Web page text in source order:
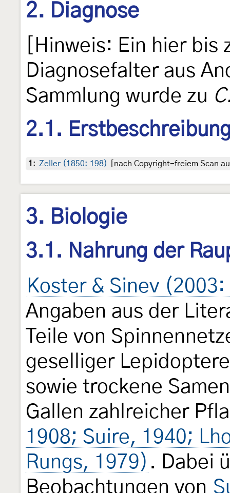
2. Diagnose
[Hinweis: Ein hier bis
Diagnosefalter aus
Sammlung wurde zu
2.1.
1 : Zeller (1850: 198) [nach Copyright-freiem Scan
3. Biologie
3.1. Nahrung der
Koster & Sinev
Angaben aus der
Teile von
geselliger
sowie trockene
Gallen zahlreicher
1908; Suire, 1940;
Rungs, 1979) . Dabei
Beobachtungen von